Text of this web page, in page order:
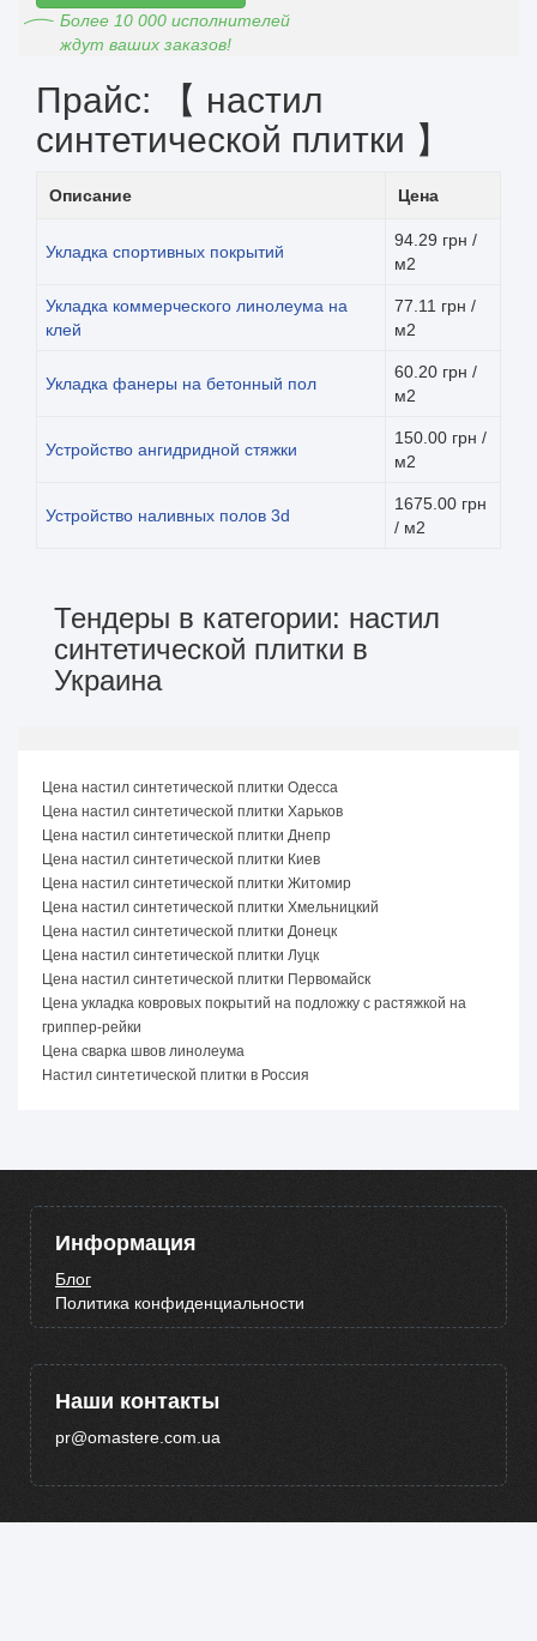
Более 10 000 исполнителей
ждут ваших заказов!
Прайс: 【 настил
синтетической плитки 】
Описание Цена
Укладка спортивных покрытий
94.29 грн /
м2
Укладка коммерческого линолеума на
клей
77.11 грн /
м2
Укладка фанеры на бетонный пол
60.20 грн /
м2
Устройство ангидридной стяжки
150.00 грн /
м2
Устройство наливных полов 3d
1675.00 грн
/ м2
Тендеры в категории: настил
синтетической плитки в
Украина
Цена настил синтетической плитки Одесса
Цена настил синтетической плитки Харьков
Цена настил синтетической плитки Днепр
Цена настил синтетической плитки Киев
Цена настил синтетической плитки Житомир
Цена настил синтетической плитки Хмельницкий
Цена настил синтетической плитки Донецк
Цена настил синтетической плитки Луцк
Цена настил синтетической плитки Первомайск
Цена укладка ковровых покрытий на подложку с растяжкой на
гриппер-рейки
Цена сварка швов линолеума
Настил синтетической плитки в Россия
Информация
Блог
Политика конфиденциальности
Наши контакты
pr@omastere.com.ua